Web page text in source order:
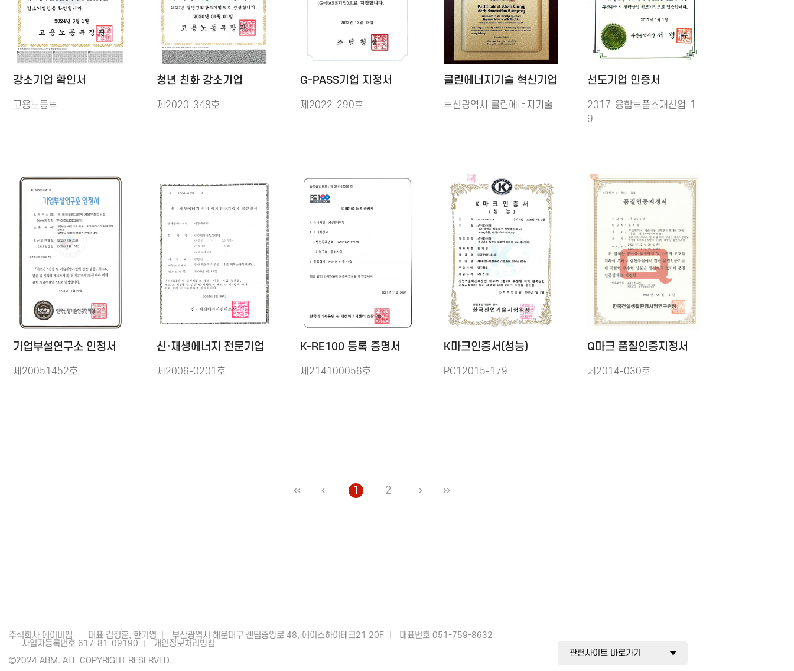
강소기업 확인서
고용노동부
청년 친화 강소기업
제2020-348호
G-PASS기업 지정서
제2022-290호
클린에너지기술 혁신기업
부산광역시 클린에너지기술
선도기업 인증서
2017-융합부품소재산업-1
9
기업부설연구소 인정서
제20051452호
신·재생에너지 전문기업
제2006-0201호
K-RE100 등록 증명서
제214100056호
K마크인증서(성능)
PC12015-179
Q마크 품질인증지정서
제2014-030호
1 2
주식회사 에이비엠 대표 김정훈, 한기영 부산광역시 해운대구 센텀중앙로 48, 에이스하이테크21 20F
대표번호 051-759-8632
사업자등록번호 617-81-09190
개인정보처리방침
2024 ABM. ALL COPYRIGHT RESERVED.